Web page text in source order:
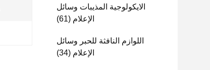
الايكولوجية المذيبات وسائل
الإعلام (61)
اللوازم النافثة للحبر وسائل
الإعلام (34)